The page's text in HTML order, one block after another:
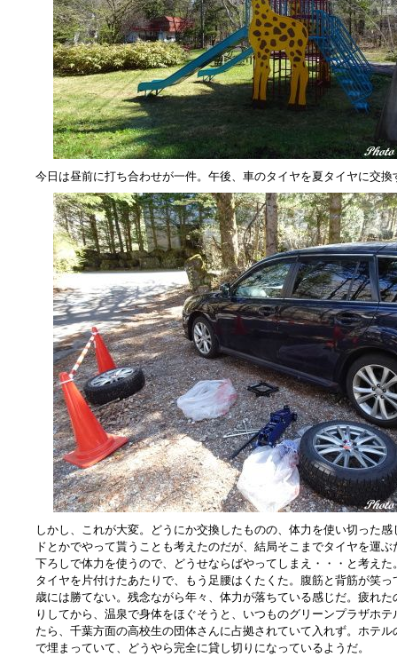
今日は昼前に打ち合わせが一件。午後、車のタイヤを夏タイヤに交換
しかし、これが大変。どうにか交換したものの、体力を使い切った
ドとかでやって貰うことも考えたのだが、結局そこまでタイヤを運
下ろしで体力を使うので、どうせならばやってしまえ・・・と考え
タイヤを片付けたあたりで、もう足腰はくたくた。腹筋と背筋が笑
歳には勝てない。残念ながら年々、体力が落ちている感じだ。疲れ
りしてから、温泉で身体をほぐそうと、いつものグリーンプラザホ
たら、千葉方面の高校生の団体さんに占拠されていて入れず。ホテ
で埋まっていて、どうやら完全に貸し切りになっているようだ。